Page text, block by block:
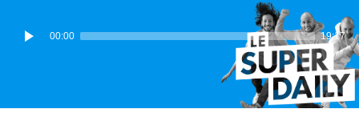
Lecteur
audio
00:00 19:17